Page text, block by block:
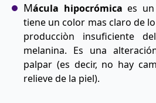
Mácula hipocrómica es
tiene un color mas claro de
producciòn insuficiente
melanina. Es una
palpar (es decir, no hay
relieve de la piel).